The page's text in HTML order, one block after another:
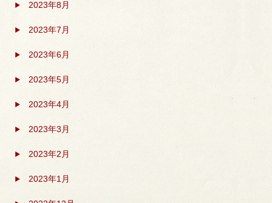
2023年8月
2023年7月
2023年6月
2023年5月
2023年4月
2023年3月
2023年2月
2023年1月